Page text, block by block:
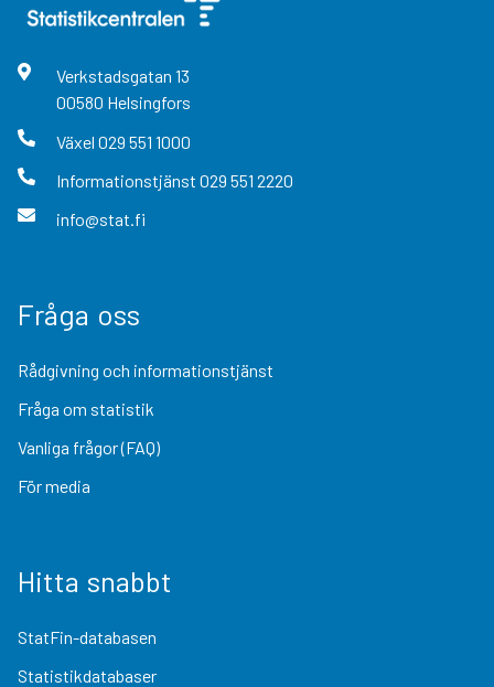
Verkstadsgatan 13
00580 Helsingfors
Växel 029 551 1000
Informationstjänst 029 551 2220
info@stat.fi
Fråga oss
Rådgivning och informationstjänst
Fråga om statistik
Vanliga frågor (FAQ)
För media
Hitta snabbt
StatFin-databasen
Statistikdatabaser